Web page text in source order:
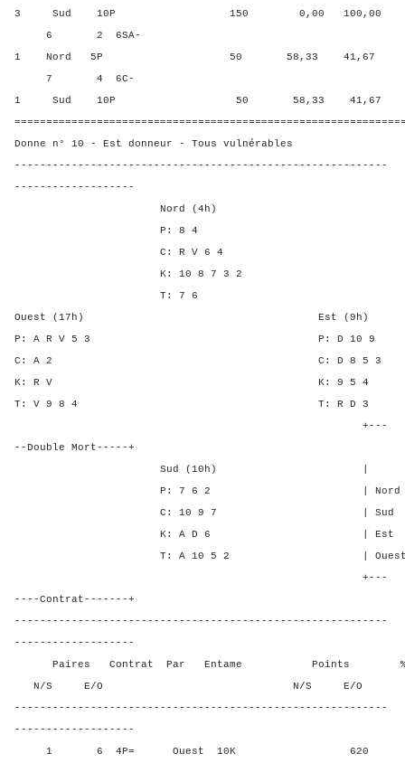
3 Sud 10P 150 0,00 100,00
6 2 6SA-
1 Nord 5P 50 58,33 41,67
7 4 6C-
1 Sud 10P 50 58,33 41,67
Donne n° 10 - Est donneur - Tous vulnérables
-----------------------------------------------------------
-------------------
Nord (4h)
P: 8 4
C: R V 6 4
K: 10 8 7 3 2
T: 7 6
Ouest (17h) Est (9h)
P: A R V 5 3 P: D
C: A 2 C: D 8
K: R V K: 9
T: V 9 8 4 T: R
+---
--Double Mort-----+
Sud (10h) | SA P
P: 7 6 2 | Nord - -
C: 10 9 7 | Sud - -
K: A D 6 | Est 2 4
T: A 10 5 2 | Ouest 2
+---
----Contrat-------+
-----------------------------------------------------------
-------------------
Paires Contrat Par Entame Points %
N/S E/O N/S E/O N/
-----------------------------------------------------------
-------------------
1 6 4P= Ouest 10K 620